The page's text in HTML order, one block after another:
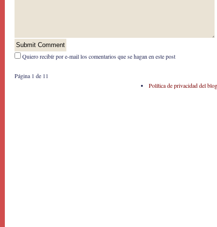
Quiero recibír por e-mail los comentarios que se hagan en este post
Página 1 de 1 1
Política de privacidad del